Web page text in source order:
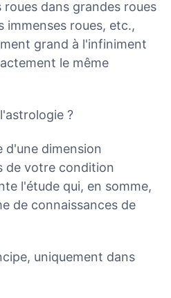
dans grandes roues
immenses roues, etc.,
grand à l'infiniment
le même
?
d'une dimension
de votre condition
l'étude qui, en somme,
de connaissances de
uniquement dans